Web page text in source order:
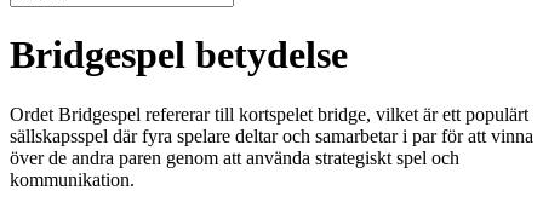
Bridgespel betydelse
Ordet Bridgespel refererar till kortspelet bridge, vilket är ett populärt
sällskapsspel där fyra spelare deltar och samarbetar i par för att vinna
över de andra paren genom att använda strategiskt spel och
kommunikation.